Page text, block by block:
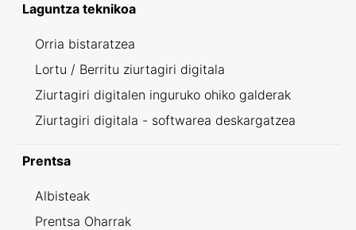
Laguntza teknikoa
Orria bistaratzea
Lortu / Berritu ziurtagiri digitala
Ziurtagiri digitalen inguruko ohiko galderak
Ziurtagiri digitala - softwarea deskargatzea
Prentsa
Albisteak
Prentsa Oharrak